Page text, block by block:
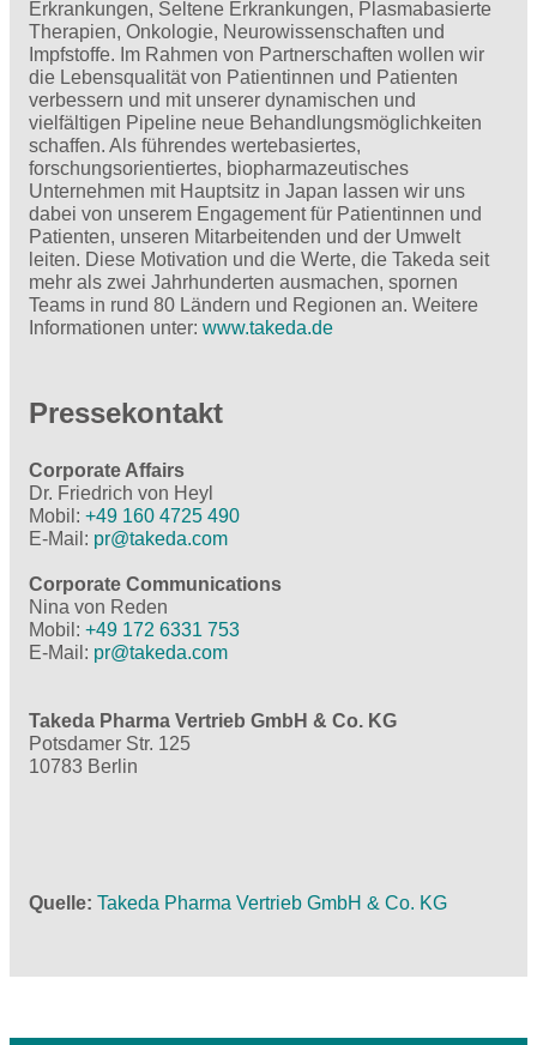
Erkrankungen, Seltene Erkrankungen, Plasmabasierte
Therapien, Onkologie, Neurowissenschaften und
Impfstoffe. Im Rahmen von Partnerschaften wollen wir
die Lebensqualität von Patientinnen und Patienten
verbessern und mit unserer dynamischen und
vielfältigen Pipeline neue Behandlungsmöglichkeiten
schaffen. Als führendes wertebasiertes,
forschungsorientiertes, biopharmazeutisches
Unternehmen mit Hauptsitz in Japan lassen wir uns
dabei von unserem Engagement für Patientinnen und
Patienten, unseren Mitarbeitenden und der Umwelt
leiten. Diese Motivation und die Werte, die Takeda seit
mehr als zwei Jahrhunderten ausmachen, spornen
Teams in rund 80 Ländern und Regionen an. Weitere
Informationen unter: www.takeda.de
Pressekontakt
Corporate Affairs
Dr. Friedrich von Heyl
Mobil: +49 160 4725 490
E-Mail: pr@takeda.com
Corporate Communications
Nina von Reden
Mobil: +49 172 6331 753
E-Mail: pr@takeda.com
Takeda Pharma Vertrieb GmbH & Co. KG
Potsdamer Str. 125
10783 Berlin
Quelle Takeda Pharma Vertrieb GmbH & Co. KG